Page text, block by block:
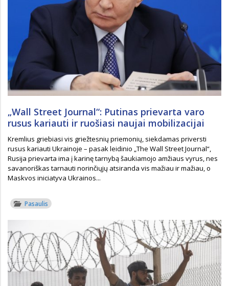
„Wall Street Journal“: Putinas prievarta varo
rusus kariauti ir ruošiasi naujai mobilizacijai
Kremlius griebiasi vis griežtesnių priemonių, siekdamas priversti
rusus kariauti Ukrainoje – pasak leidinio „The Wall Street Journal“,
Rusija prievarta ima į karinę tarnybą šaukiamojo amžiaus vyrus, nes
savanoriškas tarnauti norinčiųjų atsiranda vis mažiau ir mažiau, o
Maskvos iniciatyva Ukrainos...
Pasaulis